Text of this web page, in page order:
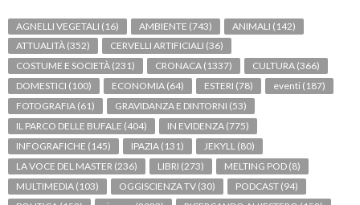
AGNELLI VEGETALI (16) AMBIENTE (743) ANIMALI (142)
ATTUALITÀ (352) CERVELLI ARTIFICIALI (36)
COSTUME E SOCIETÀ (231) CRONACA (1337) CULTURA (366)
DOMESTICI (100) ECONOMIA (64) ESTERI (78) eventi (187)
FOTOGRAFIA (61) GRAVIDANZA E DINTORNI (53)
IL PARCO DELLE BUFALE (404) IN EVIDENZA (775)
INFOGRAFICHE (145) IPAZIA (131) JEKYLL (80)
LA VOCE DEL MASTER (236) LIBRI (273) MELTING POD (8)
MULTIMEDIA (103) OGGISCIENZA TV (30) PODCAST (94)